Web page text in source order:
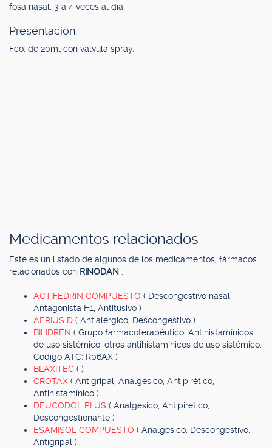
fosa nasal, 3 a 4 veces al día.
Presentación.
Fco. de 20ml con válvula spray.
Medicamentos relacionados
Este es un listado de algunos de los medicamentos, fármacos
relacionados con RINODAN
ACTIFEDRIN COMPUESTO ( Descongestivo nasal,
Antagonista H1, Antitusivo )
AERIUS D ( Antialérgico, Descongestivo )
BILIDREN ( Grupo farmacoterapéutico: Antihistamínicos
de uso sistémico, otros antihistamínicos de uso sistémico,
Código ATC: R06AX )
BLAXITEC ( )
CROTAX ( Antigripal, Analgésico, Antipirético,
Antihistamínico )
DEUCODOL PLUS ( Analgésico, Antipirético,
Descongestionante )
ESAMISOL COMPUESTO ( Analgésico, Descongestivo,
Antigripal )